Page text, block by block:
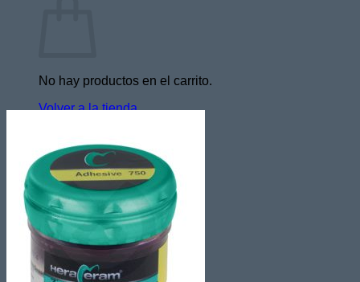
No hay productos en el carrito.
Volver a la tienda